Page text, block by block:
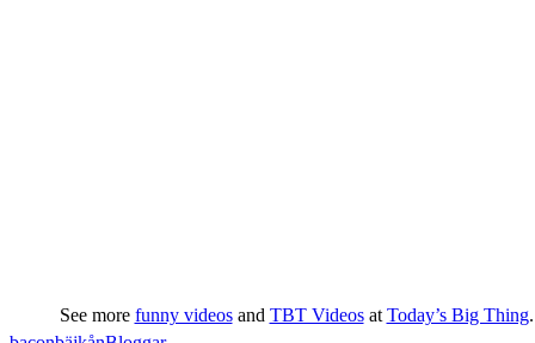
See more funny videosand TBT Videosat Today’s Big Thing.